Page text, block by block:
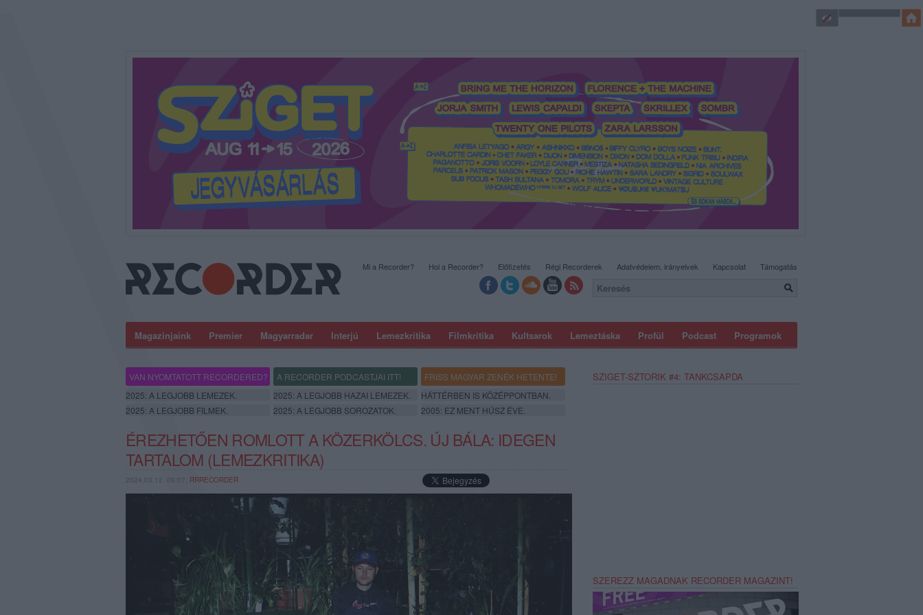
Magazinjaink Premier Magyarradar Interjú Lemezkritika Filmkritika Kultsarok Lemeztáska Profül Podcast Programok
Mi a Recorder? Hol a Recorder? Előfizetés Régi Recorderek Adatvédelem, irányelvek Kapcsolat Támogatás
VAN NYOMTATOTT RECORDERED? A RECORDER PODCASTJAI ITT!
FRISS MAGYAR ZENÉK HETENTE!
2025: A LEGJOBB LEMEZEK.
2025: A LEGJOBB HAZAI LEMEZEK.
HÁTTÉRBEN IS KÖZÉPPONTBAN.
2025: A LEGJOBB FILMEK.
2025: A LEGJOBB SOROZATOK. 2005: EZ MENT HÚSZ ÉVE.
ÉREZHETŐEN ROMLOTT A KÖZERKÖLCS. ÚJ BÁLA: IDEGEN
TARTALOM (LEMEZKRITIKA)
2024.03.12. 09:07, RRRECORDER
SZIGET-SZTORIK #4: TANKCSAPDA
SZEREZZ MAGADNAK RECORDER MAGAZINT!
SÜTI BEÁLLÍTÁSOK MÓDOSÍTÁSA